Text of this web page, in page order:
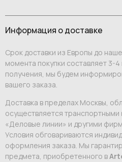
Информация о доставке
Срок доставки из Европы до
момента покупки составляет 3-
получения, мы будем
вашего заказа.
Доставка в пределах Москвы,
осуществляется
«Деловые линии» и другими
Условия обговариваются
оформления заказа. Мы
предмета, приобретенного в